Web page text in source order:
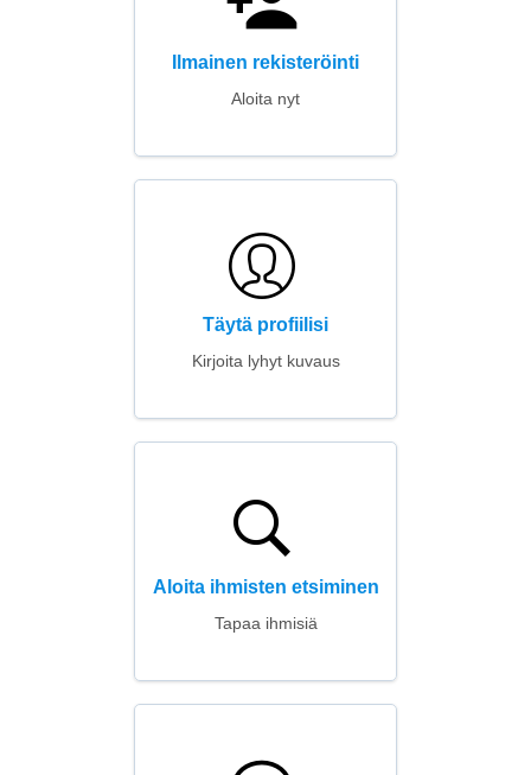
Ilmainen rekisteröinti
Aloita nyt
Täytä profiilisi
Kirjoita lyhyt kuvaus
Aloita ihmisten etsiminen
Tapaa ihmisiä